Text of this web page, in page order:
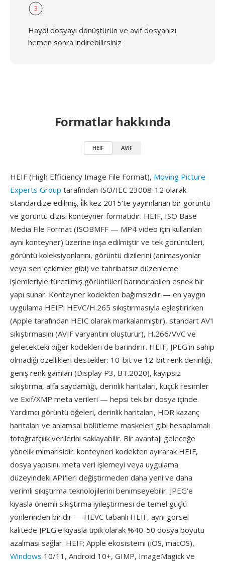
3
Haydi dosyayı dönüştürün ve avif dosyanızı
hemen sonra indirebilirsiniz
Formatlar hakkında
HEIF AVIF
HEIF (High Efficiency Image File Format), Moving Picture
Experts Group tarafından ISO/IEC 23008-12 olarak
standardize edilmiş, i̇lk kez 2015'te yayımlanan bir görüntü
ve görüntü dizisi konteyner formatıdır. HEIF, ISO Base
Media File Format (ISOBMFF — MP4 video için kullanılan
aynı konteyner) üzerine inşa edilmiştir ve tek görüntüleri,
görüntü koleksiyonlarını, görüntü dizilerini (animasyonlar
veya seri çekimler gibi) ve tahribatsız düzenleme
işlemleriyle türetilmiş görüntüleri barındırabilen esnek bir
yapı sunar. Konteyner kodekten bağımsızdır — en yaygın
uygulama HEIF'ı HEVC/H.265 sıkıştırmasıyla eşleştirirken
(Apple tarafından HEIC olarak markalanmıştır), standart AV1
sıkıştırmasını (AVIF varyantını oluşturur), H.266/VVC ve
gelecekteki diğer kodekleri de barındırır. HEIF, JPEG'ın sahip
olmadığı özellikleri destekler: 10-bit ve 12-bit renk derinliği,
geniş renk gamları (Display P3, BT.2020), kayıpsız
sıkıştırma, alfa saydamlığı, derinlik haritaları, küçük resimler
ve Exif/XMP meta verileri — hepsi tek bir dosya içinde.
Yardımcı görüntü öğeleri, derinlik haritaları, HDR kazanç
haritaları ve anlamsal bölütleme maskeleri gibi hesaplamalı
fotoğrafçılık verilerini saklayabilir. Bir avantajı geleceğe
yönelik mimarisidir: konteyneri kodekten ayırarak HEIF,
dosya yapısını, meta veri işlemeyi veya uygulama
düzeyindeki API'leri değiştirmeden daha yeni ve daha
verimli sıkıştırma teknolojilerini benimseyebilir. JPEG'e
kıyasla önemli sıkıştırma iyileştirmesi de temel güçlü
yönlerinden biridir — HEVC tabanlı HEIF, aynı görsel
kalitede JPEG'e kıyasla tipik olarak %40-50 dosya boyutu
azalması sağlar. HEIF; Apple ekosistemi (iOS, macOS),
Windows 10/11, Android 10+, GIMP, ImageMagick ve